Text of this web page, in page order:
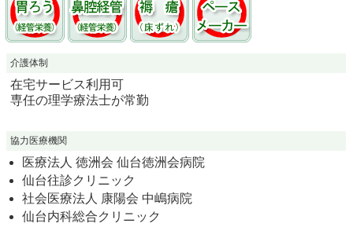
介護体制
在宅サービス利用可
専任の理学療法士が常勤
協力医療機関
医療法人 徳洲会 仙台徳洲会病院
仙台往診クリニック
社会医療法人 康陽会 中嶋病院
仙台内科総合クリニック